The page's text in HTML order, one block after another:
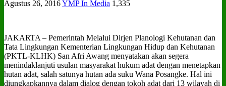
Agustus 26, 2016YMP In Media 1,335
JAKARTA – Pemerintah Melalui Dirjen Planologi Kehutanan dan
Tata Lingkungan Kementerian Lingkungan Hidup dan Kehutanan
(PKTL-KLHK) San Afri Awang menyatakan akan segera
menindaklanjuti usulan masyarakat hukum adat dengan menetapkan
hutan adat, salah satunya hutan ada suku Wana Posangke. Hal ini
diungkapkannya dalam dialog dengan tokoh adat dari 13 wilayah di